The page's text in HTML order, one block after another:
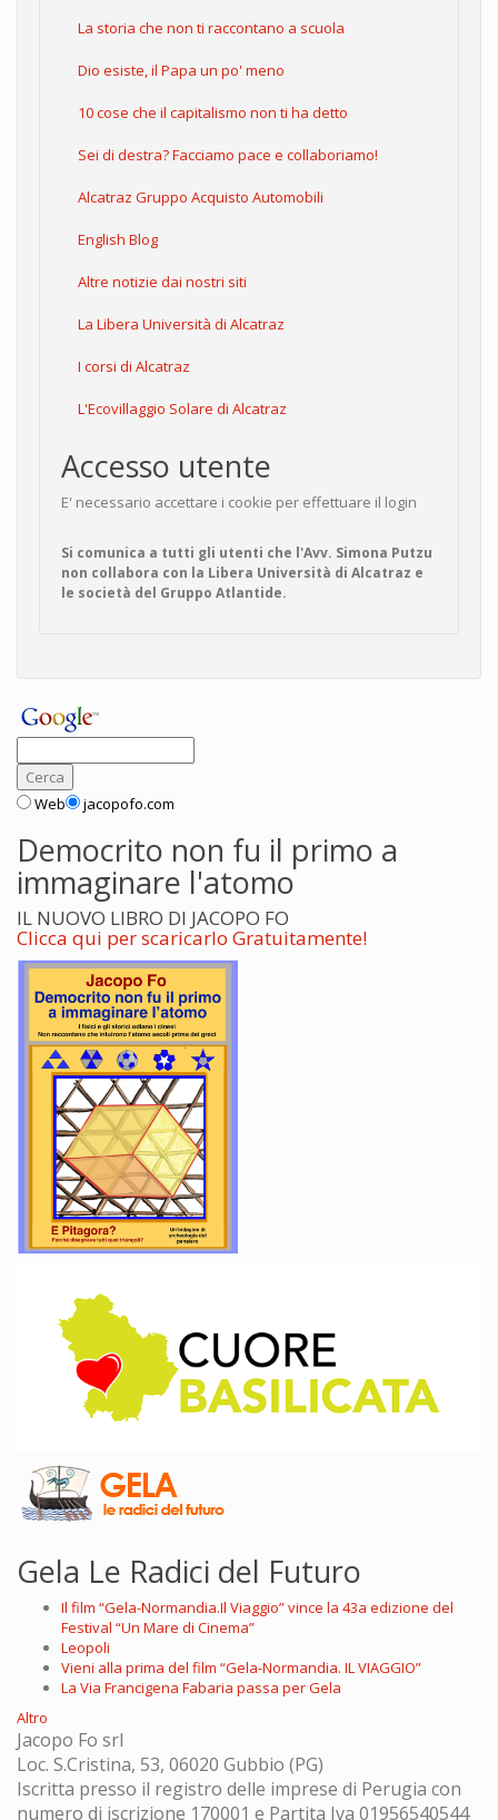
La storia che non ti raccontano a scuola
Dio esiste, il Papa un po' meno
10 cose che il capitalismo non ti ha detto
Sei di destra? Facciamo pace e collaboriamo!
Alcatraz Gruppo Acquisto Automobili
English Blog
Altre notizie dai nostri siti
La Libera Università di Alcatraz
I corsi di Alcatraz
L'Ecovillaggio Solare di Alcatraz
Accesso utente
E' necessario accettare i cookie per effettuare il login
Si comunica a tutti gli utenti che l'Avv. Simona Putzu
non collabora con la Libera Università di Alcatraz e
le società del Gruppo Atlantide.
Web jacopofo.com
Democrito non fu il primo a
immaginare l'atomo
IL NUOVO LIBRO DI JACOPO FO
Clicca qui per scaricarlo Gratuitamente!
Gela Le Radici del Futuro
Il film “Gela-Normandia.Il Viaggio” vince la 43a edizione del
Festival “Un Mare di Cinema”
Leopoli
Vieni alla prima del film “Gela-Normandia. IL VIAGGIO”
La Via Francigena Fabaria passa per Gela
Altro
Jacopo Fo srl
Loc. S.Cristina, 53, 06020 Gubbio (PG)
Iscritta presso il registro delle imprese di Perugia con
numero di iscrizione 170001 e Partita Iva 01956540544